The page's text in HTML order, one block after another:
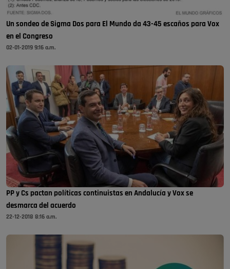
Un sondeo de Sigma Dos para El Mundo da 43-45 escaños para Vox
en el Congreso
02-01-2019 9:16 a.m.
PP y Cs pactan políticas continuistas en Andalucía y Vox se
desmarca del acuerdo
22-12-2018 8:16 a.m.